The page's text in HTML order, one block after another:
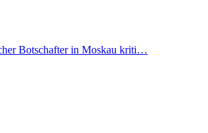
Botschafter in Moskau kriti…